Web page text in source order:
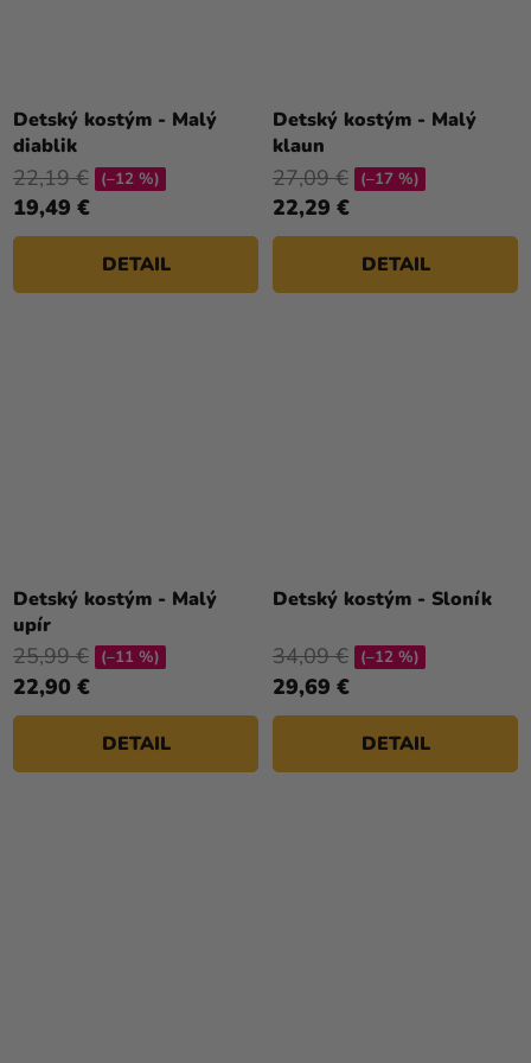
Detský kostým - Malý
diablik
hodnotenie
produktu
je
4,0
5
hviezdičiek.
19,49 €
22,19 € (–12 %)
DETAIL
Detský kostým - Malý
klaun
22,29 €
27,09 € (–17 %)
DETAIL
Detský kostým - Malý
upír
22,90 €
25,99 € (–11 %)
DETAIL
Detský kostým - Sloník
29,69 €
34,09 € (–12 %)
DETAIL